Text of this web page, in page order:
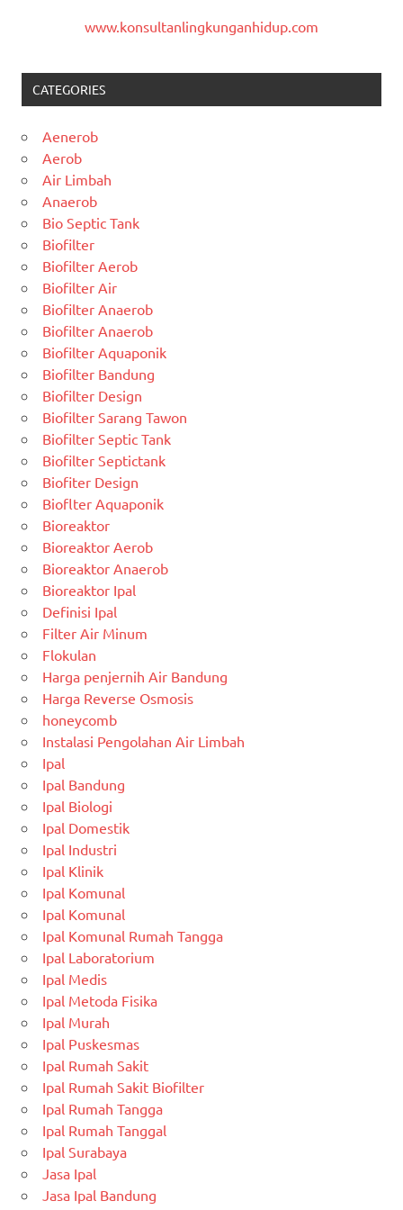
www.konsultanlingkunganhidup.com
CATEGORIES
Aenerob
Aerob
Air Limbah
Anaerob
Bio Septic Tank
Biofilter
Biofilter Aerob
Biofilter Air
Biofilter Anaerob
Biofilter Anaerob
Biofilter Aquaponik
Biofilter Bandung
Biofilter Design
Biofilter Sarang Tawon
Biofilter Septic Tank
Biofilter Septictank
Biofiter Design
Bioflter Aquaponik
Bioreaktor
Bioreaktor Aerob
Bioreaktor Anaerob
Bioreaktor Ipal
Definisi Ipal
Filter Air Minum
Flokulan
Harga penjernih Air Bandung
Harga Reverse Osmosis
honeycomb
Instalasi Pengolahan Air Limbah
Ipal
Ipal Bandung
Ipal Biologi
Ipal Domestik
Ipal Industri
Ipal Klinik
Ipal Komunal
Ipal Komunal
Ipal Komunal Rumah Tangga
Ipal Laboratorium
Ipal Medis
Ipal Metoda Fisika
Ipal Murah
Ipal Puskesmas
Ipal Rumah Sakit
Ipal Rumah Sakit Biofilter
Ipal Rumah Tangga
Ipal Rumah Tanggal
Ipal Surabaya
Jasa Ipal
Jasa Ipal Bandung